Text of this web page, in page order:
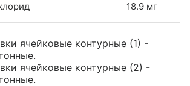
18.9 мг
ячейковые контурные (1) -
ячейковые контурные (2) -